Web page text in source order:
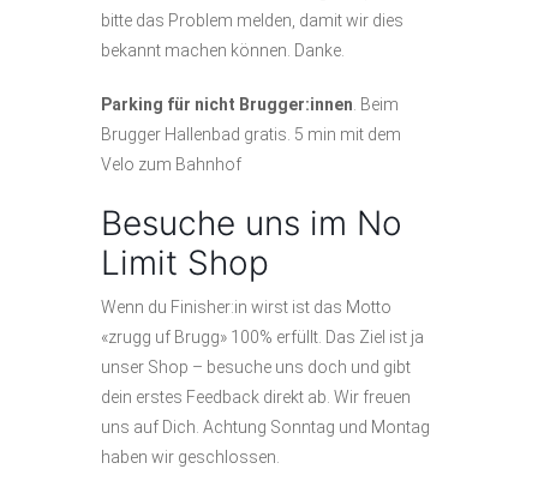
bitte das Problem melden, damit wir dies
bekannt machen können. Danke.
Parking für nicht Brugger:innen. Beim
Brugger Hallenbad gratis. 5 min mit dem
Velo zum Bahnhof
Besuche uns im No
Limit Shop
Wenn du Finisher:in wirst ist das Motto
«zrugg uf Brugg» 100% erfüllt. Das Ziel ist ja
unser Shop – besuche uns doch und gibt
dein erstes Feedback direkt ab. Wir freuen
uns auf Dich. Achtung Sonntag und Montag
haben wir geschlossen.